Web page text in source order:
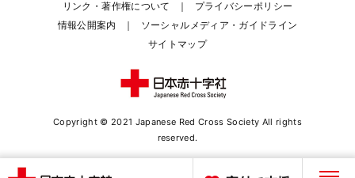
リンク・著作権について
プライバシーポリシー
情報公開案内
ソーシャルメディア・ガイドライン
サイトマップ
Copyright © 2021 Japanese Red Cross Society All rights
reserved.